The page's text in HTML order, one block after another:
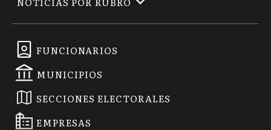
FUNCIONARIOS
MUNICIPIOS
SECCIONES ELECTORALES
EMPRESAS